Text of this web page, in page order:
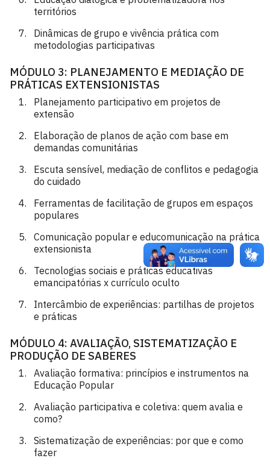
territórios
Dinâmicas de grupo e vivência prática com
metodologias participativas
MÓDULO 3: PLANEJAMENTO E MEDIAÇÃO DE
PRÁTICAS EXTENSIONISTAS
Planejamento participativo em projetos de
extensão
Elaboração de planos de ação com base em
demandas comunitárias
Escuta sensível, mediação de conflitos e pedagogia
do cuidado
Ferramentas de facilitação de grupos em espaços
populares
Comunicação popular e educomunicação na prática
extensionista
Tecnologias sociais e práticas educativas
emancipatórias x currículo oculto
Intercâmbio de experiências: partilhas de projetos
e práticas
MÓDULO 4: AVALIAÇÃO, SISTEMATIZAÇÃO E
PRODUÇÃO DE SABERES
Avaliação formativa: princípios e instrumentos na
Educação Popular
Avaliação participativa e coletiva: quem avalia e
como?
Sistematização de experiências: por que e como
fazer